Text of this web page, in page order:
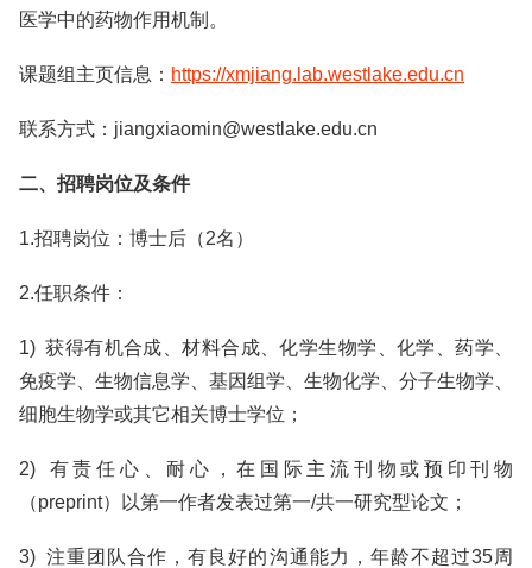
医学中的药物作用机制。
课题组主页信息： https://xmjiang.lab.westlake.edu.cn
联系方式：jiangxiaomin@westlake.edu.cn
二、招聘岗位及条件
1.招聘岗位：博士后（2名）
2.任职条件：
1) 获得有机合成、材料合成、化学生物学、化学、药学、
免疫学、生物信息学、基因组学、生物化学、分子生物学、
细胞生物学或其它相关博士学位；
2) 有责任心、耐心，在国际主流刊物或预印刊物
（preprint）以第一作者发表过第一/共一研究型论文；
3) 注重团队合作，有良好的沟通能力，年龄不超过35周